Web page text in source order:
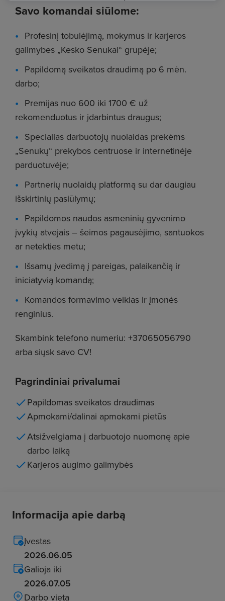
Savo komandai siūlome:
Profesinį tobulėjimą, mokymus ir karjeros
galimybes „Kesko Senukai“ grupėje;
Papildomą sveikatos draudimą po 6 mėn.
darbo;
Premijas nuo 600 iki 1700 € už
rekomenduotus ir įdarbintus draugus;
Specialias darbuotojų nuolaidas prekėms
„Senukų“ prekybos centruose ir internetinėje
parduotuvėje;
Partnerių nuolaidų platformą su dar daugiau
išskirtinių pasiūlymų;
Papildomos naudos asmeninių gyvenimo
įvykių atvejais – šeimos pagausėjimo, santuokos
ar netekties metu;
Išsamų įvedimą į pareigas, palaikančią ir
iniciatyvią komandą;
Komandos formavimo veiklas ir įmonės
renginius.
Skambink telefono numeriu: +37065056790
arba siųsk savo CV!
Pagrindiniai privalumai
Papildomas sveikatos draudimas
Apmokami/dalinai apmokami pietūs
Atsižvelgiama į darbuotojo nuomonę apie
darbo laiką
Karjeros augimo galimybės
Informacija apie darbą
Įvestas
2026.06.05
Galioja iki
2026.07.05
Darbo vieta